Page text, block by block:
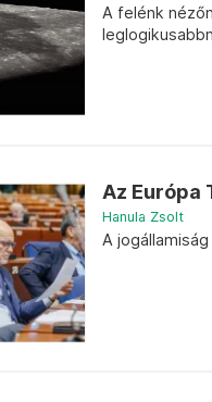
A felénk
Az
Hanula Zsolt
A